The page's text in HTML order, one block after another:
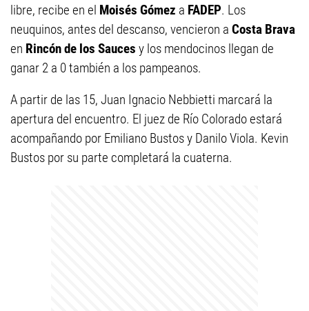
libre, recibe en el Moisés Gómez a FADEP. Los
neuquinos, antes del descanso, vencieron a Costa Brava
en Rincón de los Sauces y los mendocinos llegan de
ganar 2 a 0 también a los pampeanos.
A partir de las 15, Juan Ignacio Nebbietti marcará la
apertura del encuentro. El juez de Río Colorado estará
acompañando por Emiliano Bustos y Danilo Viola. Kevin
Bustos por su parte completará la cuaterna.